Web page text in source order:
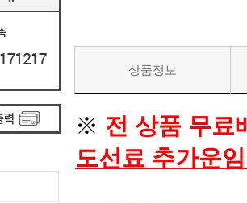
상품정보
※ 전 상품 무료
도선료 추가운